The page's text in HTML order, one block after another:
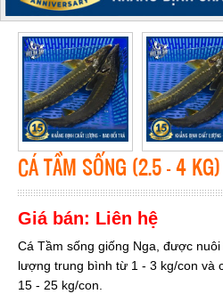
CÁ TẦM SỐNG (2.5 - 4 KG)
Giá bán: Liên hệ
Cá Tầm sống giống Nga, được
lượng trung bình từ 1 - 3 kg/con và
15 - 25 kg/con.